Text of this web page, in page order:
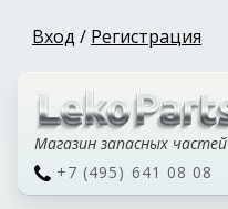
Вход / Регистрация
Магазин запасных частей
+7 (495) 641 08 08